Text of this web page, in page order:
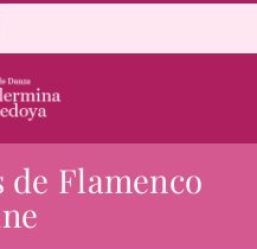
de Flamenco